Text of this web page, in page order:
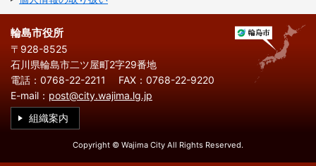
世界農業遺産 施設案内
市政情報
市役所ご案内 広報・広聴
行政
輪島市役所
〒928-8525
石川県輪島市二ツ屋町2字29番地
電話：0768-22-2211
FAX：0768-22-9220
E-mail： post@city.wajima.lg.jp
組織案内
Copyright © Wajima City All Rights Reserved.